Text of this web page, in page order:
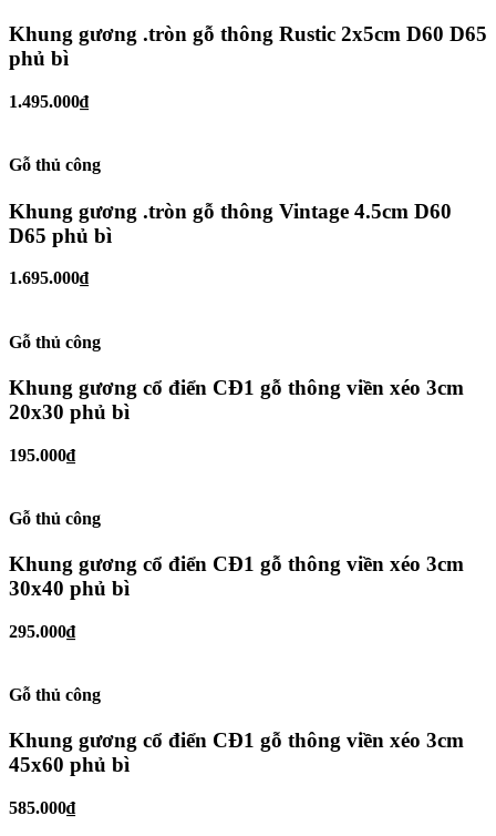
Khung gương .tròn gỗ thông Rustic 2x5cm D60 D65
phủ bì
1.495.000₫
Gỗ thủ công
Khung gương .tròn gỗ thông Vintage 4.5cm D60
D65 phủ bì
1.695.000₫
Gỗ thủ công
Khung gương cổ điển CĐ1 gỗ thông viền xéo 3cm
20x30 phủ bì
195.000₫
Gỗ thủ công
Khung gương cổ điển CĐ1 gỗ thông viền xéo 3cm
30x40 phủ bì
295.000₫
Gỗ thủ công
Khung gương cổ điển CĐ1 gỗ thông viền xéo 3cm
45x60 phủ bì
585.000₫